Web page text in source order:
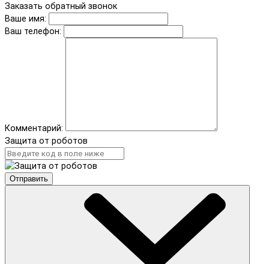
Заказать обратный звонок
Ваше имя:
Ваш телефон:
Комментарий:
Защита от роботов
Отправить